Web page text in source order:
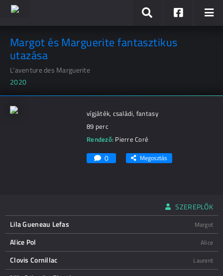
Margot és Marguerite fantasztikus
utazása
L'aventure des Marguerite
2020
vígjáték, családi, fantasy
89 perc
Rendező: Pierre Coré
0 Megosztás
SZEREPLŐK
Lila Gueneau Lefas
Margot
Alice Pol Alice
Clovis Cornillac Laurent